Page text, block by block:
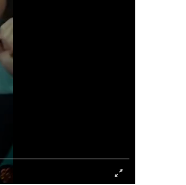
chàng trai lâm cảnh
114 lượt xem
mẹ vợ khuyên bỏ
ở rể do hoàn cảnh
84 lượt xem